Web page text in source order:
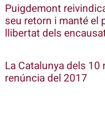
Puigdemont
seu retorn i manté el
llibertat dels
La Catalunya dels
renúncia del 2017